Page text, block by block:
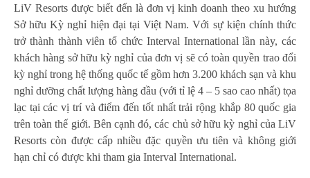
LiV Resorts được biết đến là đơn vị kinh doanh theo xu hướng
Sở hữu Kỳ nghỉ hiện đại tại Việt Nam. Với sự kiện chính thức
trở thành thành viên tổ chức Interval International lần này, các
khách hàng sở hữu kỳ nghỉ của đơn vị sẽ có toàn quyền trao đổi
kỳ nghỉ trong hệ thống quốc tế gồm hơn 3.200 khách sạn và khu
nghỉ dưỡng chất lượng hàng đầu (với tỉ lệ 4 – 5 sao cao nhất) tọa
lạc tại các vị trí và điểm đến tốt nhất trải rộng khắp 80 quốc gia
trên toàn thế giới. Bên cạnh đó, các chủ sở hữu kỳ nghỉ của LiV
Resorts còn được cấp nhiều đặc quyền ưu tiên và không giới
hạn chỉ có được khi tham gia Interval International.